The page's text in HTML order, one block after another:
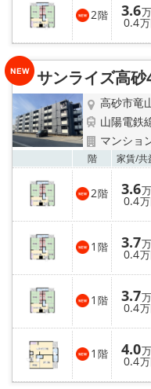
スタッフ紹介
スタッフ募集中
店舗情報·アクセス
会社概要
メールでお問い合わせ
2階 3.6
0.4
サンライズ高砂
高砂市竜
山陽電鉄
マンショ
階 家賃/共
2階 3.6
0.4
1 階 3.7
0.4
1 階 3.7
0.4
1 階 4.0
0.4